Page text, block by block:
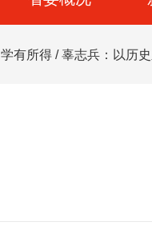
学有所得 / 辜志兵：以历